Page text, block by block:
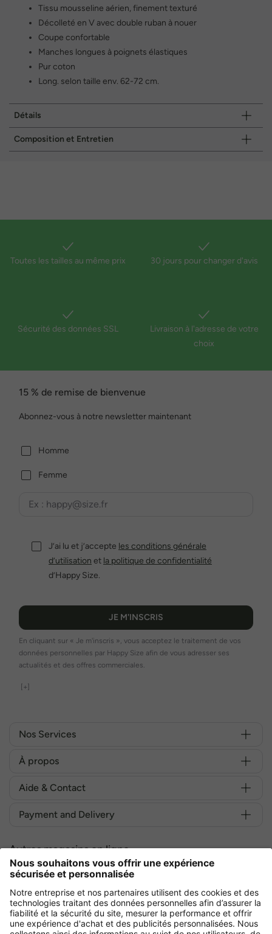
Tissu mousseline aérien, finement texturé
Décolleté en V avec double ruban à nouer
Coupe confortable
Manches longues à poignets élastiques
Pur coton
Long. selon taille env. 62-72 cm.
Détails
Composition et Entretien
Toutes les tailles au même prix 30 jours pour changer d'avis
Sécurité des données SSL
Livraison à l'adresse de votre
choix
15 % de remise de bienvenue
Abonnez-vous à notre newsletter maintenant
Homme
Femme
J’ai lu et j’accepte les conditions générale
d’utilisation et la politique de confidentialité
d’Happy Size.
JE M'INSCRIS
En cliquant sur « Je m'inscris », vous acceptez le traitement de vos
données personnelles par Happy Size afin de vous adresser ses
actualités et des offres commerciales.
[+]
Nos Services
À propos
Aide & Contact
Payment and Delivery
Autres magasins en ligne
France
Achetez en toute sécurité avec :